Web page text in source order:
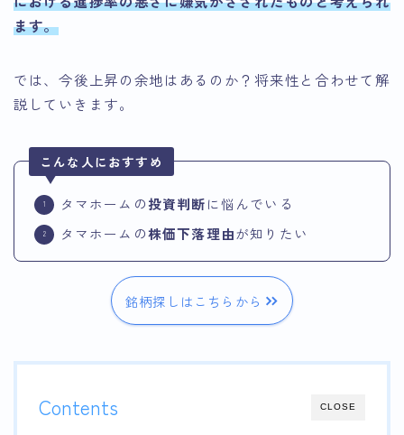
ます。
では、今後上昇の余地はあるのか？将来性と合わせて解
説していきます。
こんな人におすすめ
タマホームの投資判断に悩んでいる
タマホームの株価下落理由が知りたい
銘柄探しはこちらから
CLOSE
Contents